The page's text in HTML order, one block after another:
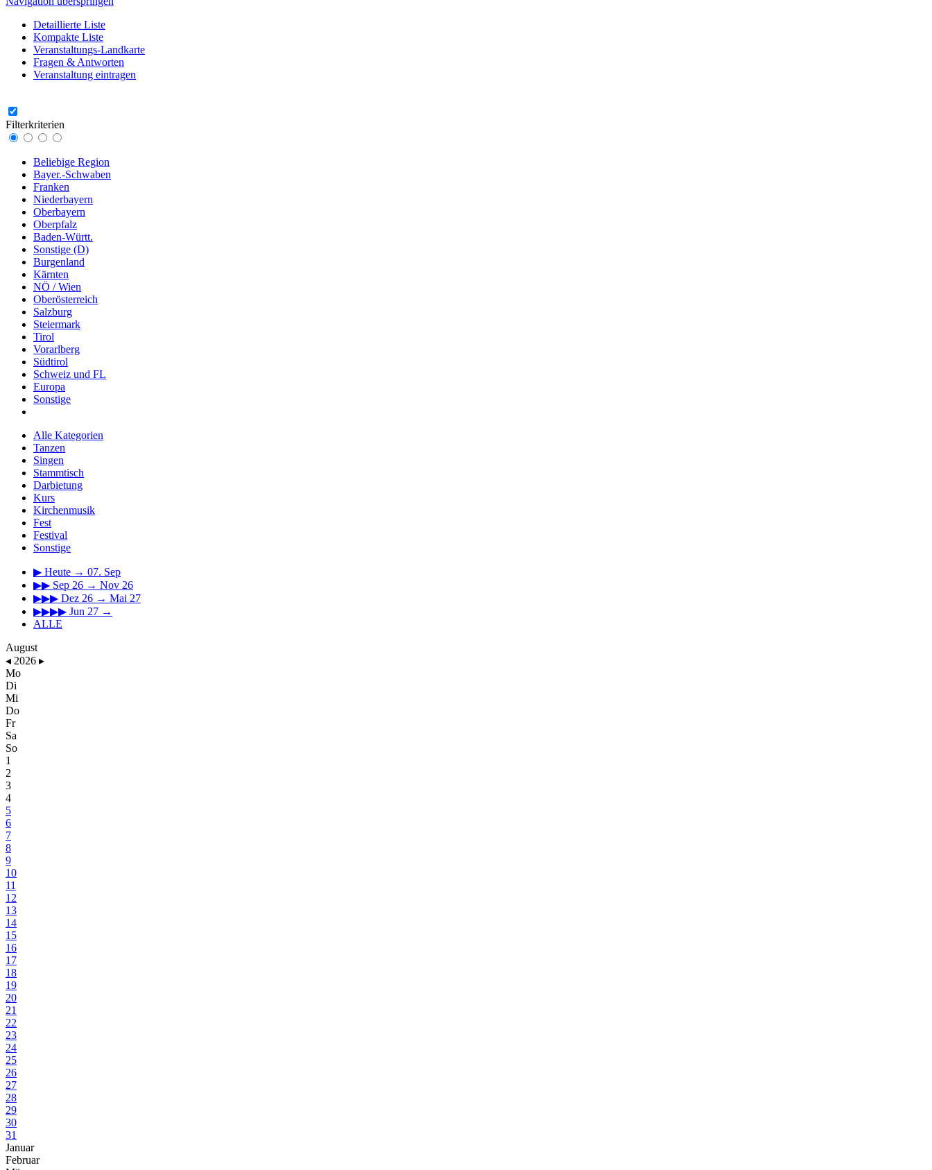
Detaillierte Liste
Kompakte Liste
Veranstaltungs-Landkarte
Fragen & Antworten
Veranstaltung eintragen
Filterkriterien
Beliebige Region
Bayer.-Schwaben
Franken
Niederbayern
Oberbayern
Oberpfalz
Baden-Württ.
Sonstige (D)
Burgenland
Kärnten
NÖ / Wien
Oberösterreich
Salzburg
Steiermark
Tirol
Vorarlberg
Südtirol
Schweiz und FL
Europa
Sonstige
Alle Kategorien
Tanzen
Singen
Stammtisch
Darbietung
Kurs
Kirchenmusik
Fest
Festival
Sonstige
▶ Heute → 07. Sep
▶▶ Sep 26 → Nov 26
▶▶▶ Dez 26 → Mai 27
▶▶▶▶ Jun 27 →
ALLE
August
◂ 2026 ▸
Mo
Di
Mi
Do
Fr
Sa
So
1
2
3
4
5
6
7
8
9
10
11
12
13
14
15
16
17
18
19
20
21
22
23
24
25
26
27
28
29
30
31
Januar
Februar